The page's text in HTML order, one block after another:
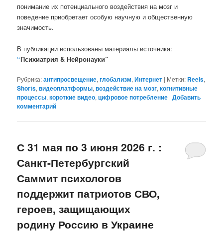
понимание их потенциального воздействия на мозг и
поведение приобретает особую научную и общественную
значимость.
В публикации использованы материалы источника:
“Психиатрия & Нейронауки”
Рубрика:антипросвещение,глобализм,Интернет | Метки: Reels,
Shorts,видеоплатформы,воздействие на мозг,когнитивные
процессы,короткие видео,цифровое потребление |Добавить
комментарий
С 31 мая по 3 июня 2026 г. :
Санкт-Петербургский
Саммит психологов
поддержит патриотов СВО,
героев, защищающих
родину Россию в Украине